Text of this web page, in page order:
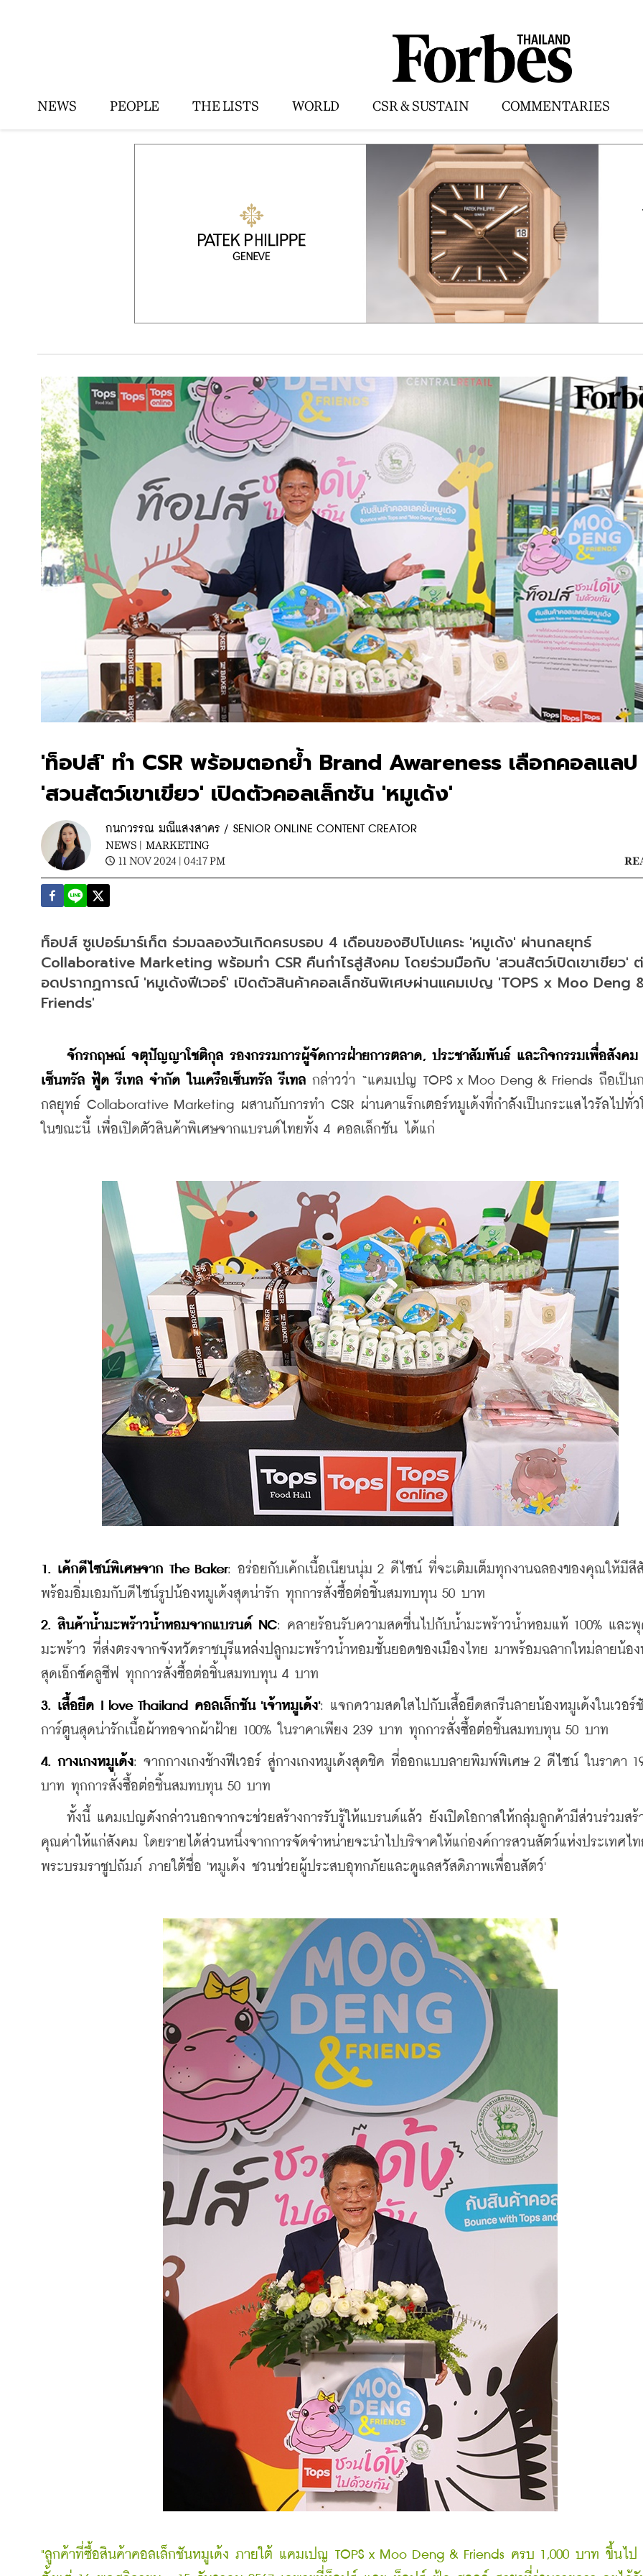
NEWS PEOPLE THE LISTS WORLD CSR & SUSTAIN COMMENTARIES
'ท็อปส์' ทำ CSR พร้อมตอกย้ำ Brand Awareness เลือกคอลแลป
'สวนสัตว์เขาเขียว' เปิดตัวคอลเล็กชัน 'หมูเด้ง'
กนกวรรณ มณีแสงสาคร / SENIOR ONLINE CONTENT CREATOR
NEWS | MARKETING
11 NOV 2024 | 04:17 PM
ท็อปส์ ซูเปอร์มาร์เก็ต ร่วมฉลองวันเกิดครบรอบ 4 เดือนของฮิปโปแคระ 'หมูเด้ง' ผ่านกลยุทธ์
Collaborative Marketing พร้อมทำ CSR คืนกำไรสู่สังคม โดยร่วมมือกับ 'สวนสัตว์เปิดเขาเขียว'
อดปรากฏการณ์ 'หมูเด้งฟีเวอร์' เปิดตัวสินค้าคอลเล็กชันพิเศษผ่านแคมเปญ 'TOPS x Moo Deng
Friends'
จักรกฤษณ์ จตุปัญญาโชติกุล รองกรรมการผู้จัดการฝ่ายการตลาด, ประชาสัมพันธ์ และกิจกรรมเพื่อสังค
เซ็นทรัล ฟู้ด รีเทล จำกัด ในเครือเซ็นทรัล รีเทล กล่าวว่า “แคมเปญ TOPS x Moo Deng & Friends ถือเป็น
กลยุทธ์ Collaborative Marketing ผสานกับการทำ CSR ผ่านคาแร็กเตอร์หมูเด้งที่กำลังเป็นกระแสไวรัลไปทั่ว
ในขณะนี้ เพื่อเปิดตัวสินค้าพิเศษจากแบรนด์ไทยทั้ง 4 คอลเล็กชัน ได้แก่
1. เค้กดีไซน์พิเศษจาก The Baker: อร่อยกับเค้กเนื้อเนียนนุ่ม 2 ดีไซน์ ที่จะเติมเต็มทุกงานฉลองของคุณให้มีสี
พร้อมอิ่มเอมกับดีไซน์รูปน้องหมูเด้งสุดน่ารัก ทุกการสั่งซื้อต่อชิ้นสมทบทุน 50 บาท
2. สินค้าน้ำมะพร้าวน้ำหอมจากแบรนด์ NC: คลายร้อนรับความสดชื่นไปกับน้ำมะพร้าวน้ำหอมแท้ 100% และ
มะพร้าว ที่ส่งตรงจากจังหวัดราชบุรีแหล่งปลูกมะพร้าวน้ำหอมชั้นยอดของเมืองไทย มาพร้อมฉลากใหม่ลายน้อง
สุดเอ็กซ์คลูซีฟ ทุกการสั่งซื้อต่อชิ้นสมทบทุน 4 บาท
3. เสื้อยืด I love Thailand คอลเล็กชัน 'เจ้าหมูเด้ง': แจกความสดใสไปกับเสื้อยืดสกรีนลายน้องหมูเด้งในเวอร์
การ์ตูนสุดน่ารักเนื้อผ้าทอจากผ้าฝ้าย 100% ในราคาเพียง 239 บาท ทุกการสั่งซื้อต่อชิ้นสมทบทุน 50 บาท
4. กางเกงหมูเด้ง: จากกางเกงช้างฟีเวอร์ สู่กางเกงหมูเด้งสุดชิค ที่ออกแบบลายพิมพ์พิเศษ 2 ดีไซน์ ในราคา
บาท ทุกการสั่งซื้อต่อชิ้นสมทบทุน 50 บาท
ทั้งนี้ แคมเปญดังกล่าวนอกจากจะช่วยสร้างการรับรู้ให้แบรนด์แล้ว ยังเปิดโอกาสให้กลุ่มลูกค้ามีส่วนร่วมสร้
คุณค่าให้แก่สังคม โดยรายได้ส่วนหนึ่งจากการจัดจำหน่ายจะนำไปบริจาคให้แก่องค์การสวนสัตว์แห่งประเทศไ
พระบรมราชูปถัมภ์ ภายใต้ชื่อ 'หมูเด้ง ชวนช่วยผู้ประสบอุทกภัยและดูแลสวัสดิภาพเพื่อนสัตว์'
"ลูกค้าที่ซื้อสินค้าคอลเล็กชันหมูเด้ง ภายใต้ แคมเปญ TOPS x Moo Deng & Friends ครบ 1,000 บาท ขึ้นไ